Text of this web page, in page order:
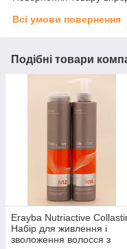
Всі умови повернення
Подібні товари
Erayba Nutriactive
Набір для живлення і
зволоження волосся з